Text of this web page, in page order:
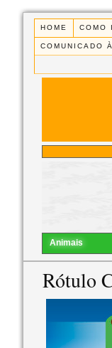
HOME COMO
COMUNICADO
Animais
Rótulo